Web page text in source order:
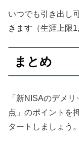
いつでも引き出し
きます（生涯上限
まとめ
「新NISAのデメ
点」のポイントを
タートしましょう。